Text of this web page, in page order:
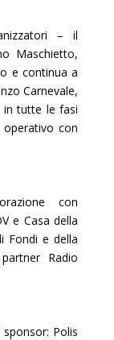
– il
Maschietto,
e continua a
Carnevale,
in tutte le fasi
operativo con
con
e Casa della
Fondi e della
Radio
Polis